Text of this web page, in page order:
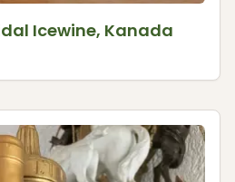
Icewine, Kanada